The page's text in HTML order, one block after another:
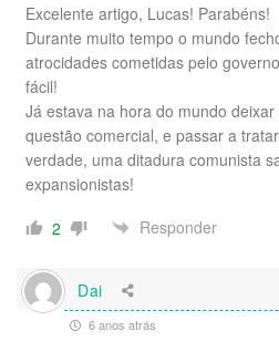
Excelente artigo, Lucas! Parabéns!
Durante muito tempo o mundo
atrocidades cometidas pelo
fácil!
Já estava na hora do mundo
questão comercial, e passar a
verdade, uma ditadura comunista
expansionistas!
2
Responder
Dai
6 anos atrás